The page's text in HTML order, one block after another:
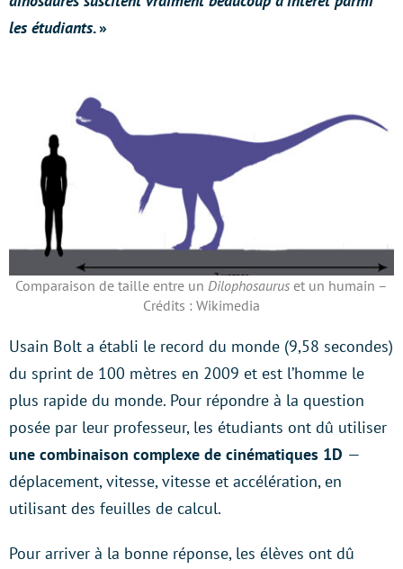
les étudiants. »
Comparaison de taille entre un Dilophosaurus et un humain –
Crédits : Wikimedia
Usain Bolt a établi le record du monde (9,58 secondes)
du sprint de 100 mètres en 2009 et est l’homme le
plus rapide du monde. Pour répondre à la question
posée par leur professeur, les étudiants ont dû utiliser
une combinaison complexe de cinématiques 1D —
déplacement, vitesse, vitesse et accélération, en
utilisant des feuilles de calcul.
Pour arriver à la bonne réponse, les élèves ont dû